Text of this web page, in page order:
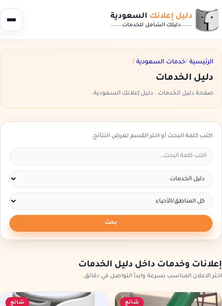
دليل إعلانك السعودية
دليلك الشامل للخدمات
الرئيسية /خدمات السعودية /
دليل الخدمات
صفحة دليل الخدمات . دليل إعلانك السعودية.
اكتب كلمة البحث أو اختر القسم لعرض النتائج.
بحث
إعلانات وخدمات داخل دليل الخدمات
اختر الاعلان المناسب بسرعة وابدأ التواصل في دقائق.
شائع شائع